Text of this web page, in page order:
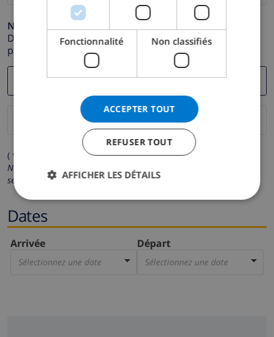
Numéro de téléphone *
Dans le cas où votre adresse e-mail ne fonctionnerait
pas correctement.
( * Les champs avec un astérisque sont obligatoires )
Nous respectons votre vie privée. Vos données personnelles ne
seront pas communiquées à des tiers.
Dates
Arrivée
Sélectionnez une date
Départ
Sélectionnez une date
Fonctionnalité Non classifiés
ACCEPTER TOUT
REFUSER TOUT
AFFICHER LES DÉTAILS